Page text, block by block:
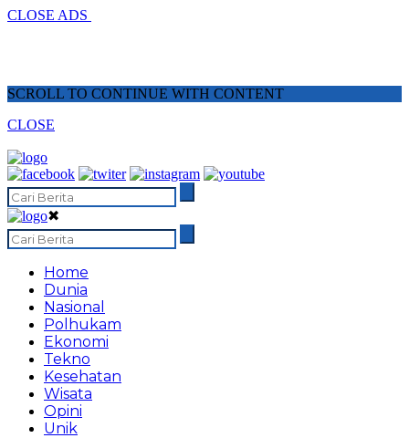
CLOSE ADS
SCROLL TO CONTINUE WITH CONTENT
CLOSE
✖
Home
Dunia
Nasional
Polhukam
Ekonomi
Tekno
Kesehatan
Wisata
Opini
Unik